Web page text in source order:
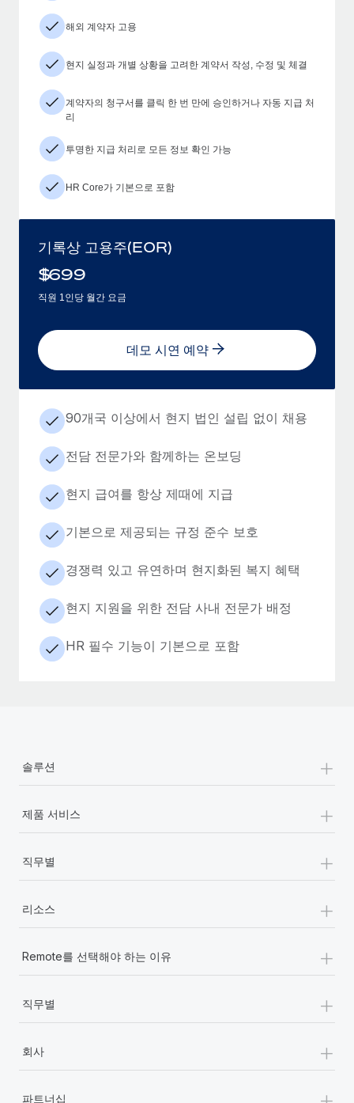
해외 계약자 고용
현지 실정과 개별 상황을 고려한 계약서 작성, 수정 및 체결
계약자의 청구서를 클릭 한 번 만에 승인하거나 자동 지급 처
리
투명한 지급 처리로 모든 정보 확인 가능
HR Core가 기본으로 포함
기록상 고용주(EOR)
$699
직원 1인당 월간 요금
데모 시연 예약
90개국 이상에서 현지 법인 설립 없이 채용
전담 전문가와 함께하는 온보딩
현지 급여를 항상 제때에 지급
기본으로 제공되는 규정 준수 보호
경쟁력 있고 유연하며 현지화된 복지 혜택
현지 지원을 위한 전담 사내 전문가 배정
HR 필수 기능이 기본으로 포함
솔루션 +
제품 서비스 +
직무별 +
리소스 +
Remote를 선택해야 하는 이유 +
직무별 +
회사 +
파트너십